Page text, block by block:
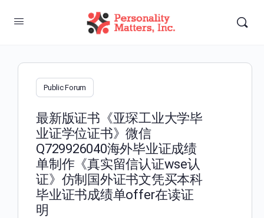
Public Forum
最新版证书《亚琛工业大学毕
业证学位证书》微信
Q729926040海外毕业证成绩
单制作《真实留信认证wse认
证》仿制国外证书文凭买本科
毕业证书成绩单offer在读证
明